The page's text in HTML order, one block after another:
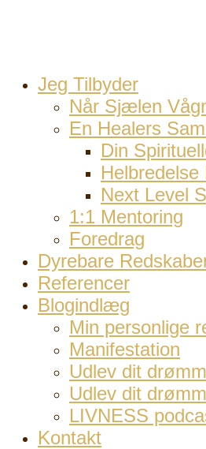
Jeg Tilbyder
Når Sjælen
En Healers
Din
Helbredelse
Next Level
1:1 Mentoring
Foredrag
Dyrebare
Referencer
Blogindlæg
Min personlige
Manifestation
Udlev dit
Udlev dit
LIVNESS
Kontakt